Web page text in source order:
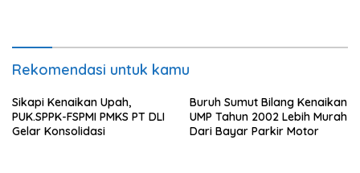
Rekomendasi untuk kamu
Sikapi Kenaikan Upah,
PUK.SPPK-FSPMI PMKS PT DLI
Gelar Konsolidasi
Buruh Sumut Bilang Kenaikan
UMP Tahun 2002 Lebih Murah
Dari Bayar Parkir Motor